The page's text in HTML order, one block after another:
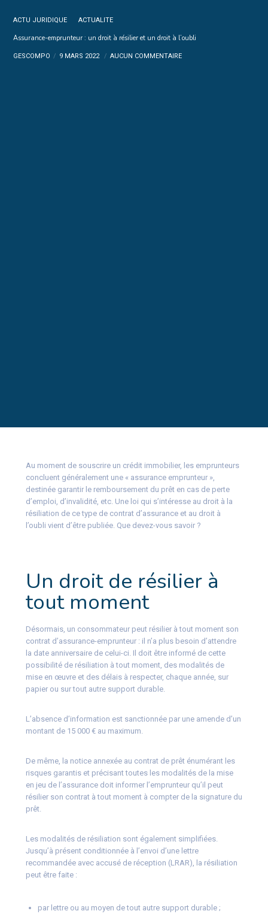
ACTU JURIDIQUE ACTUALITE
Assurance-emprunteur : un droit à résilier et un droit à l’oubli
GESCOMPO 9 MARS 2022 AUCUN COMMENTAIRE
Au moment de souscrire un crédit immobilier, les emprunteurs
concluent généralement une « assurance emprunteur »,
destinée garantir le remboursement du prêt en cas de perte
d’emploi, d’invalidité, etc. Une loi qui s’intéresse au droit à la
résiliation de ce type de contrat d’assurance et au droit à
l’oubli vient d’être publiée. Que devez-vous savoir ?
Un droit de résilier à
tout moment
Désormais, un consommateur peut résilier à tout moment son
contrat d’assurance-emprunteur : il n’a plus besoin d’attendre
la date anniversaire de celui-ci. Il doit être informé de cette
possibilité de résiliation à tout moment, des modalités de
mise en œuvre et des délais à respecter, chaque année, sur
papier ou sur tout autre support durable.
L’absence d’information est sanctionnée par une amende d’un
montant de 15 000 € au maximum.
De même, la notice annexée au contrat de prêt énumérant les
risques garantis et précisant toutes les modalités de la mise
en jeu de l’assurance doit informer l’emprunteur qu’il peut
résilier son contrat à tout moment à compter de la signature du
prêt.
Les modalités de résiliation sont également simplifiées.
Jusqu’à présent conditionnée à l’envoi d’une lettre
recommandée avec accusé de réception (LRAR), la résiliation
peut être faite :
par lettre ou au moyen de tout autre support durable ;